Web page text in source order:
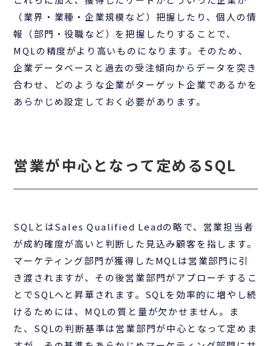
（業界・業種・企業規模など）把握したり、個人の情
報（部門・役職など）を把握したりすることで、
MQLの精度がより高いものになります。そのため、
企業データベースと過去の受注傾向からデータを突き
合わせ、どのような企業がターゲット企業であるかを
あらかじめ設定しておく必要があります。
営業が中心となって定めるSQL
SQLとはSales Qualified Leadの略で、営業担当者
が成約確度が高いと判断した見込み顧客を指します。
マーケティング部門が獲得したMQLは営業部門に引
き渡されますが、その後営業部門がアプローチするこ
とでSQLへと昇華されます。SQLを効率的に増やし続
けるためには、MQLの質と量が欠かせません。ま
た、SQLの判断基準は営業部門が中心となって定めま